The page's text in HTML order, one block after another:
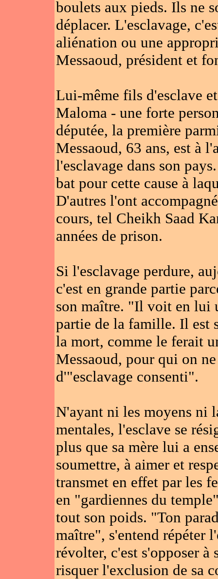
boulets aux pieds. Ils ne
déplacer. L'esclavage,
aliénation ou une
Messaoud, président et
Lui-même fils d'esclave
Maloma - une forte
députée, la première
Messaoud, 63 ans, est à
l'esclavage dans son
bat pour cette cause à
D'autres l'ont
cours, tel Cheikh Saad
années de prison.
Si l'esclavage perdure,
c'est en grande partie
son maître. "Il voit en lui
partie de la famille. Il est
la mort, comme le ferait
Messaoud, pour qui on
d'"esclavage consenti".
N'ayant ni les moyens ni
mentales, l'esclave se
plus que sa mère lui a
soumettre, à aimer et
transmet en effet par les
en "gardiennes du
tout son poids. "Ton
maître", s'entend répéter
révolter, c'est s'opposer à
risquer l'exclusion de sa